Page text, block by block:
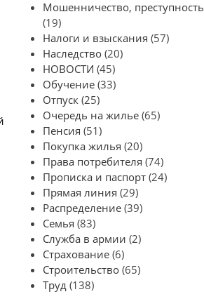
Мошенничество, преступность
(19)
Налоги и взыскания (57)
Наследство (20)
НОВОСТИ (45)
Обучение (33)
Отпуск (25)
Очередь на жилье (65)
Пенсия (51)
Покупка жилья (20)
Права потребителя (74)
Прописка и паспорт (24)
Прямая линия (29)
Распределение (39)
Семья (83)
Служба в армии (2)
Страхование (6)
Строительство (65)
Труд (138)